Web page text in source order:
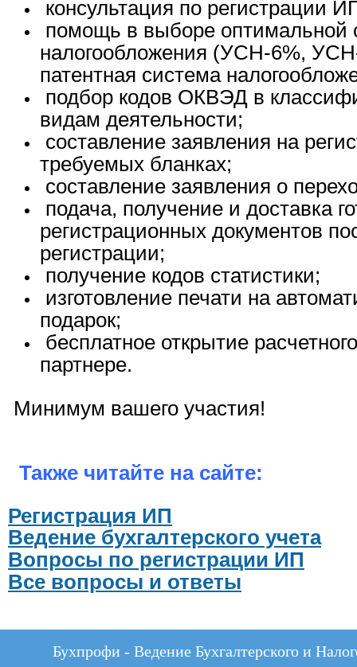
консультация по регистрации
помощь в выборе оптимальной
налогообложения (УСН-6%,
патентная система
подбор кодов ОКВЭД в
видам деятельности;
составление заявления на
требуемых бланках;
составление заявления о
подача, получение и доставка
регистрационных документов
регистрации;
получение кодов статистики;
изготовление печати на
подарок;
бесплатное открытие
партнере.
Минимум вашего участия!
Также читайте на сайте:
Регистрация ИП
Ведение бухгалтерского учета
Вопросы по регистрации ИП
Все вопросы и ответы
Бухпрофи - Ведение Бухгалтерского и